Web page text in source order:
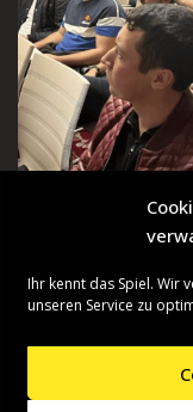
Ihr kennt das Spiel. Wir
unseren Service zu
| Präsentiert